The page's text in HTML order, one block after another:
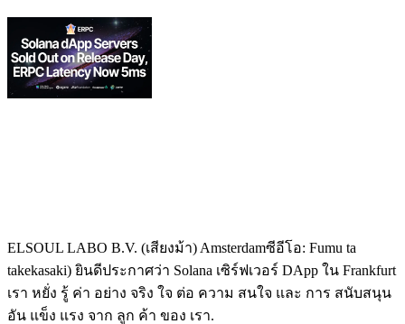
ELSOUL LABO B.V. (เสียงม้า) Amsterdamซีอีโอ: Fumu ta
takekasaki) ยินดีประกาศว่า Solana เซิร์ฟเวอร์ DApp ใน Frankfurt
เรา หยั่ง รู้ ค่า อย่าง จริง ใจ ต่อ ความ สนใจ และ การ สนับสนุน
อัน แข็ง แรง จาก ลูก ค้า ของ เรา.